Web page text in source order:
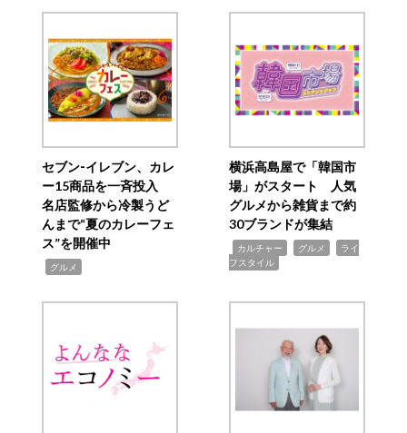
セブン‐イレブン、カレ
ー15商品を一斉投入
名店監修から冷製うど
んまで“夏のカレーフェ
ス”を開催中
グルメ
横浜高島屋で「韓国市
場」がスタート 人気
グルメから雑貨まで約
30ブランドが集結
カルチャー グルメ
ライ
フスタイル